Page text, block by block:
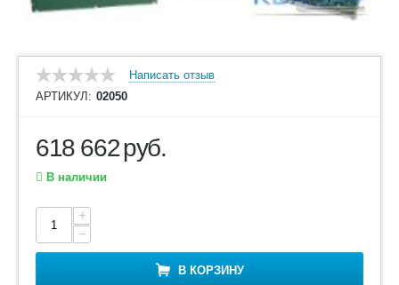
Написать отзыв
АРТИКУЛ: 02050
618 662руб.
В наличии
+
−
В КОРЗИНУ